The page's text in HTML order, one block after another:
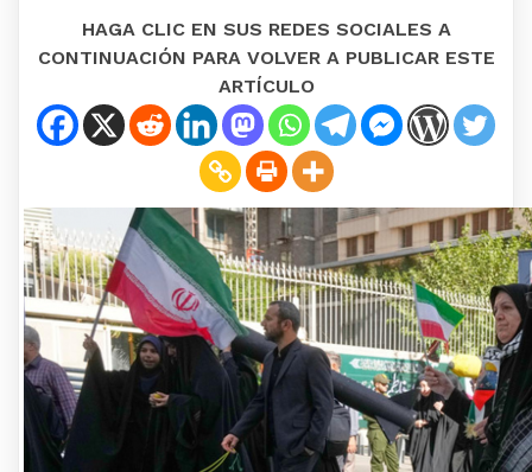
HAGA CLIC EN SUS REDES SOCIALES A
CONTINUACIÓN PARA VOLVER A PUBLICAR ESTE
ARTÍCULO